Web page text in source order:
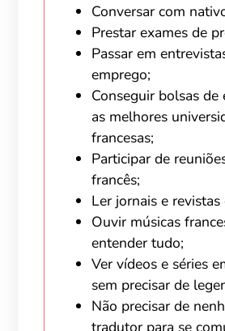
Conversar com
Prestar exames de
Passar em
emprego;
Conseguir bolsas de
as melhores
francesas;
Participar de
francês;
Ler jornais e revistas
Ouvir músicas
entender tudo;
Ver vídeos e séries
sem precisar de
Não precisar de
tradutor para se